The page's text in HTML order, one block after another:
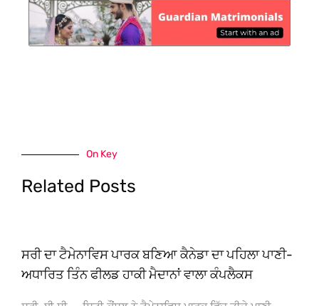
On Key
Related Posts
ਸਰੀ ਦਾ ਟੈਮੇਨਾਵਿਸ ਪਾਰਕ ਬਣਿਆ ਕੈਨੇਡਾ ਦਾ ਪਹਿਲਾ ਪਾਣੀ-
ਅਧਾਰਿਤ ਤਿੰਨ ਫੀਲਡ ਹਾਕੀ ਮੈਦਾਨਾਂ ਵਾਲਾ ਕੰਪਲੈਕਸ